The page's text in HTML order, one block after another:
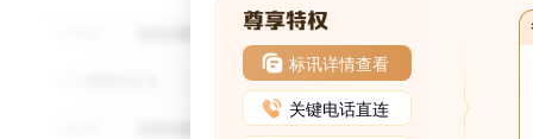
标讯详情查看
关键电话直连